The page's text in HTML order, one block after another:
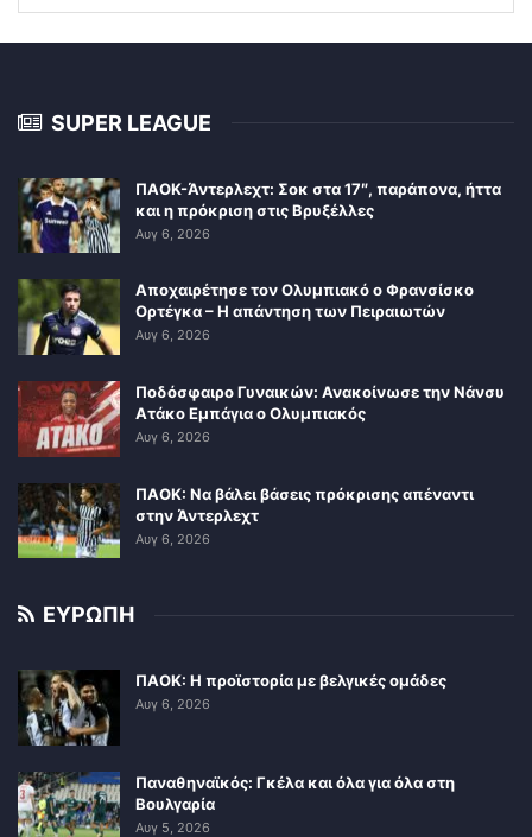
SUPER LEAGUE
ΠΑΟΚ-Άντερλεχτ: Σοκ στα 17″, παράπονα, ήττα
και η πρόκριση στις Βρυξέλλες
Αυγ 6, 2026
Αποχαιρέτησε τον Ολυμπιακό ο Φρανσίσκο
Ορτέγκα – Η απάντηση των Πειραιωτών
Αυγ 6, 2026
Ποδόσφαιρο Γυναικών: Ανακοίνωσε την Νάνσυ
Ατάκο Εμπάγια ο Ολυμπιακός
Αυγ 6, 2026
ΠΑΟΚ: Να βάλει βάσεις πρόκρισης απέναντι
στην Άντερλεχτ
Αυγ 6, 2026
ΕΥΡΩΠΗ
ΠΑΟΚ: Η προϊστορία με βελγικές ομάδες
Αυγ 6, 2026
Παναθηναϊκός: Γκέλα και όλα για όλα στη
Βουλγαρία
Αυγ 5, 2026